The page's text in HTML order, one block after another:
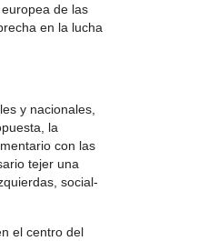
de las
en la lucha
y nacionales,
la
con las
tejer una
social-
el centro del